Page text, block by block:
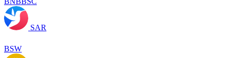
SAR
BSW